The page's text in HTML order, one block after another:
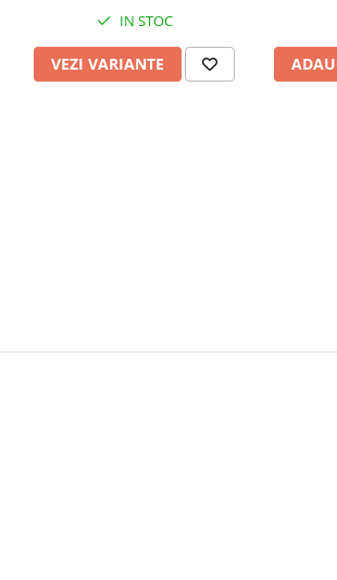
Rezolutie 2K, Display QLED 9",
DSP, Carplay&Android Auto,
SIM
IN STOC
VEZI VARIANTE
inch